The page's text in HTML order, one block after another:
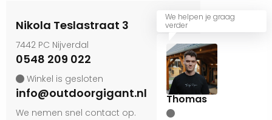
We helpen je graag
verder
Thomas
Nikola Teslastraat 3
7442 PC Nijverdal
0548 209 022
Winkel is gesloten
info@outdoorgigant.nl
We nemen snel contact op.